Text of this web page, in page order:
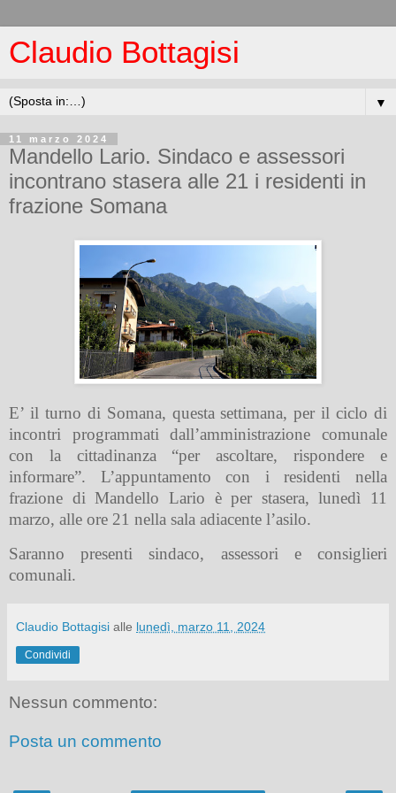
Claudio Bottagisi
▼
11 marzo 2024
Mandello Lario. Sindaco e assessori
incontrano stasera alle 21 i residenti in
frazione Somana
E’ il turno di Somana, questa settimana, per il ciclo di
incontri programmati dall’amministrazione comunale
con la cittadinanza “per ascoltare, rispondere e
informare”. L’appuntamento con i residenti nella
frazione di Mandello Lario è per stasera, lunedì 11
marzo, alle ore 21 nella sala adiacente l’asilo.
Saranno presenti sindaco, assessori e consiglieri
comunali.
Claudio Bottagisi alle lunedì, marzo 11, 2024
Condividi
Nessun commento:
Posta un commento